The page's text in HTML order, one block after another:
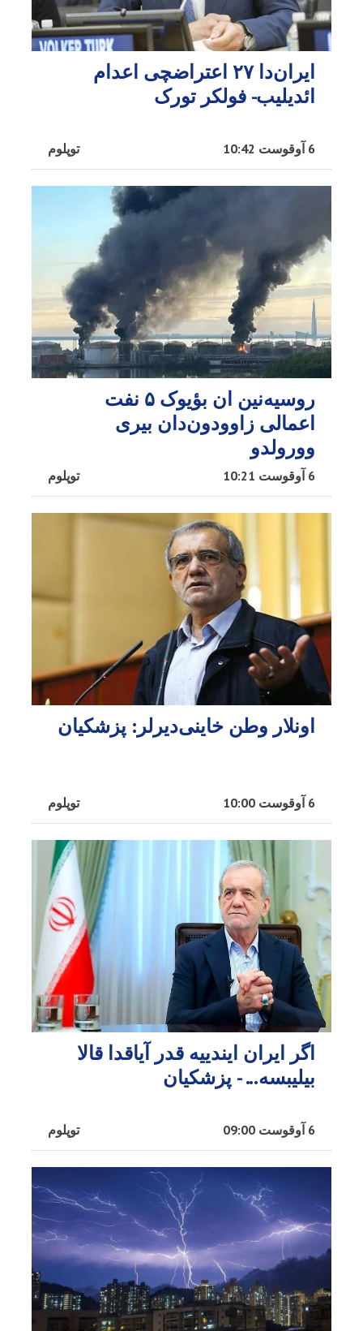
ایران‌دا ۲۷ اعتراضچی اعدام
ائدیلیب- فولکر تورک
توپلوم 6 آوقوست 10:42
روسیه‌نین ان بؤیوک ۵ نفت
اعمالی زاوودون‌دان بیری
وورولدو
توپلوم 6 آوقوست 10:21
اونلار وطن خاینی‌دیرلر: پزشکیان
توپلوم 6 آوقوست 10:00
اگر ایران ایندییه قدر آیاقدا قالا
بیلیبسه... - پزشکیان
توپلوم 6 آوقوست 09:00